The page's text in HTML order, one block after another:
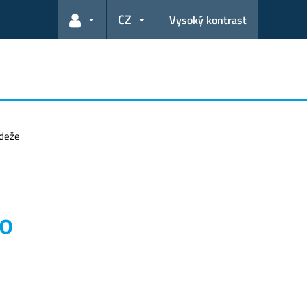
Odkazy pro uživatele
CZ Vysoký kontrast